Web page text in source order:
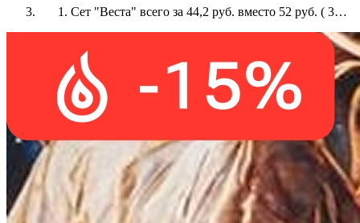
Сет "Веста" всего за 44,2 руб. вместо 52 руб. ( 3…